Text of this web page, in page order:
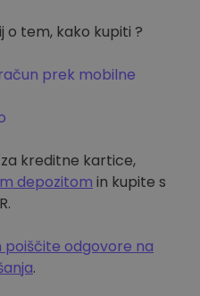
tem, kako kupiti ?
prek mobilne
kreditne kartice,
depozitom in kupite s
poiščite odgovore na
.